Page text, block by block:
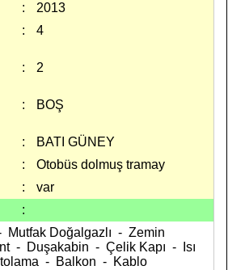
:
2013
: 4
: 2
: BOŞ
:
BATI GÜNEY
:
Otobüs dolmuş tramay
:
var
:
Mutfak Doğalgazlı - Zemin
- Duşakabin - Çelik Kapı - Isı
- Balkon - Kablo